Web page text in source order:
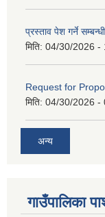
प्रस्ताव पेश गर्ने
मिति: 04/30/2026 -
Request for
मिति: 04/30/2026 -
अन्य
गाउँपालिका